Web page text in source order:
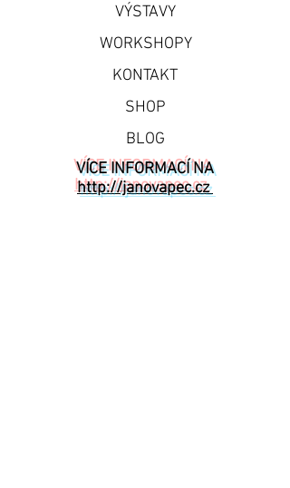
VÝSTAVY
WORKSHOPY
KONTAKT
SHOP
BLOG
VÍCE INFORMACÍ NA
http://janovapec.cz